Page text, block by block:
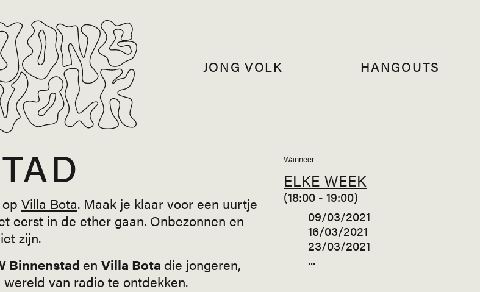
JONG VOLK HANGOUTS
Villa Bota. Maak je klaar voor een uurtje
eerst in de ether gaan. Onbezonnen en
zijn.
Binnenstaden Villa Botadie jongeren,
van radio te ontdekken.
Wanneer
ELKE WEEK
(18:00 - 19:00)
09/03/2021
16/03/2021
23/03/2021
...